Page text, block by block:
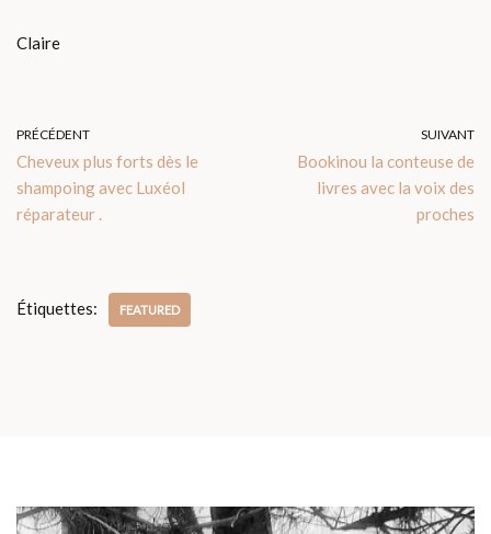
Claire
PRÉCÉDENT
Cheveux plus forts dès le
shampoing avec Luxéol
réparateur .
SUIVANT
Bookinou la conteuse de
livres avec la voix des
proches
Étiquettes: FEATURED